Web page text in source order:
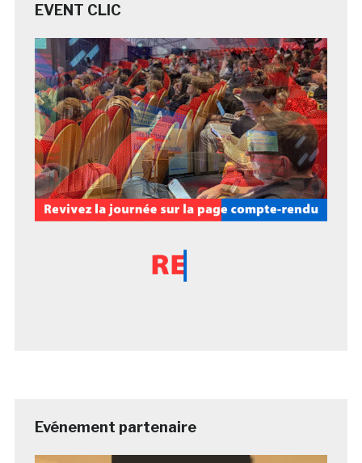
EVENT CLIC
Evénement partenaire